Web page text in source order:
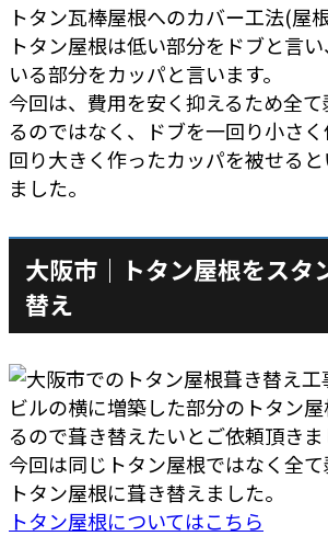
トタン瓦棒屋根へのカバー工法(屋
トタン屋根は低い部分をドブと言
いる部分をカッパと言います。
今回は、費用を安く抑えるため全
るのではなく、ドブを一回り小さ
回り大きく作ったカッパを被せる
ました。
大阪市｜トタン屋根をスタ
替え
ビルの横に増築した部分のトタン
るので葺き替えたいとご依頼頂きま
今回は同じトタン屋根ではなく全
トタン屋根に葺き替えました。
トタン屋根についてはこちら